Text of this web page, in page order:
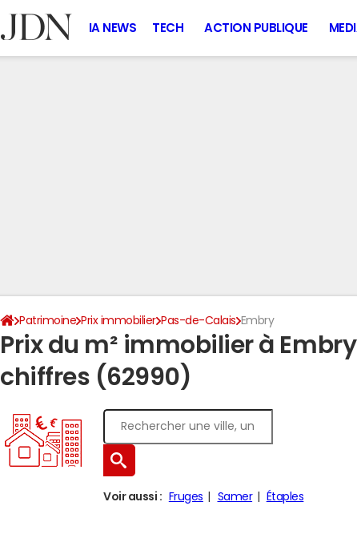
IA NEWS TECH ACTION PUBLIQUE
Patrimoine Prix immobilier Pas-de-Calais Embry
Prix du m² immobilier à
chiffres (62990)
Voir aussi : Fruges Samer Étaples